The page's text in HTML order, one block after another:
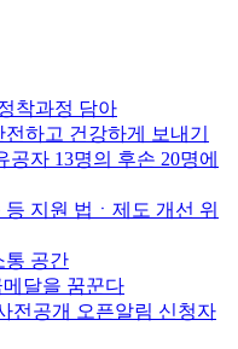
착과정 담아
하고 건강하게 보내기
자 13명의 후손 20명에
지원 법ㆍ제도 개선 위
공간
달을 꿈꾼다
전공개 오픈알림 신청자